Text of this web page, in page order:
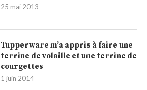
25 mai 2013
Tupperware m’a appris à faire une
terrine de volaille et une terrine de
courgettes
1 juin 2014